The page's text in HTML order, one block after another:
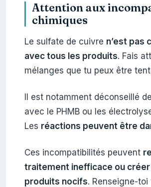
Attention aux
chimiques
Le sulfate de cuivre n’est pas
avec tous les produits. Fais
mélanges que tu peux être
Il est notamment déconseillé
avec le PHMB ou les
Les réactions peuvent être
Ces incompatibilités peuvent
traitement inefficace ou
produits nocifs. Renseigne-toi